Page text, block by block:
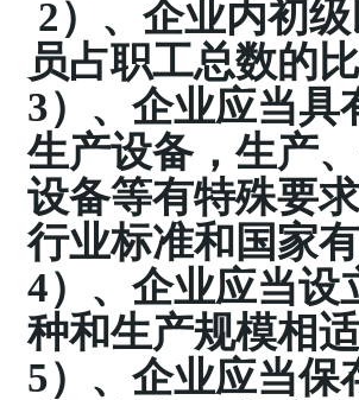
2）、企业内初
员占职工总数的
3）、企业应当具
生产设备，生产
设备等有特殊要
行业标准和国家
4）、企业应当设
种和生产规模相
5）、企业应当保